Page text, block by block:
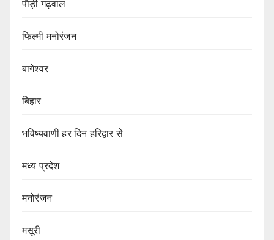
पौड़ी गढ़वाल
फिल्मी मनोरंजन
बागेश्वर
बिहार
भविष्यवाणी हर दिन हरिद्वार से
मध्य प्रदेश
मनोरंजन
मसूरी